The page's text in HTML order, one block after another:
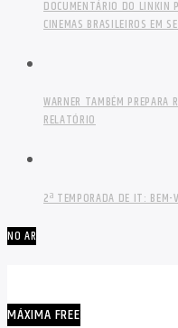
DOCUMENTÁRIO DO LINKIN
CINEMAS BRASILEIROS EM
WARNER TAMBÉM PREPARA
RELATÓRIO
2ª TEMPORADA DE IT: BEM-
NO AR
MÁXIMA FREE